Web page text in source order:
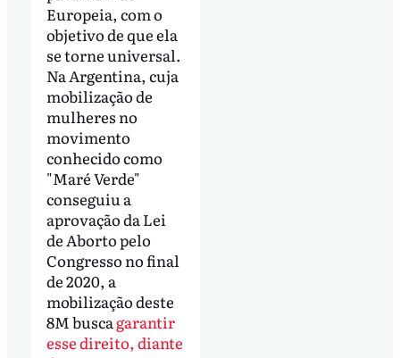
Europeia, com o
objetivo de que ela
se torne universal.
Na Argentina, cuja
mobilização de
mulheres no
movimento
conhecido como
"Maré Verde"
conseguiu a
aprovação da Lei
de Aborto pelo
Congresso no final
de 2020, a
mobilização deste
8M buscagarantir
esse direito, diante